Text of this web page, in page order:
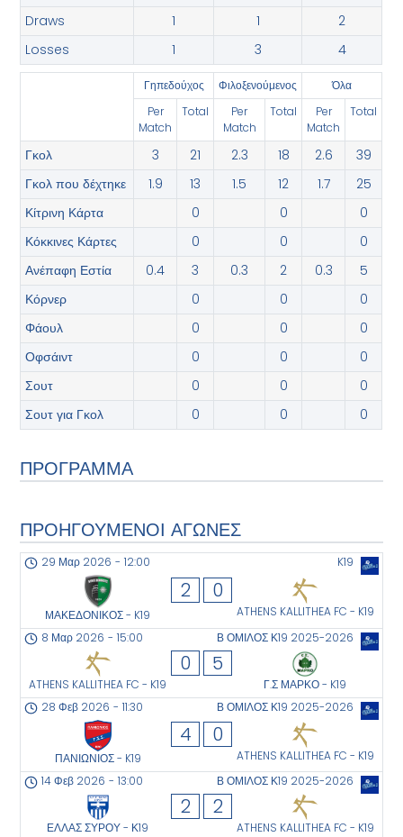
Draws
1 1
2
Losses
1 3 4
Γηπεδούχος ‫Φιλοξενούμενος
Όλα
Per
Match
Total
Per
Match
Total
Per
Match
Total
Γκολ 3 21 2.3 18 2.6
39
Γκολ που δέχτηκε
1.9 13 1.5 12 1.7
25
Κίτρινη Κάρτα
0 0
0
Κόκκινες Κάρτες
0 0
0
Ανέπαφη Εστία
0.4 3 0.3 2 0.3
5
Κόρνερ
0 0
0
Φάουλ
0 0
0
Οφσάιντ
0 0
0
Σουτ
0 0
0
Σουτ για Γκολ
0 0 0
ΠΡΟΓΡΑΜΜΑ
ΠΡΟΗΓΟΥΜΕΝΟΙ ΑΓΩΝΕΣ
K19
29 Μαρ 2026 - 12:00
ΜΑΚΕΔΟΝΙΚΟΣ - K19
2 0
ATHENS KALLITHEA FC - K19
Β ΟΜΙΛΟΣ Κ19 2025-2026
8 Μαρ 2026 - 15:00
ATHENS KALLITHEA FC - K19
0 5
Γ.Σ ΜΑΡΚΟ - K19
Β ΟΜΙΛΟΣ Κ19 2025-2026
28 Φεβ 2026 - 11:30
ΠΑΝΙΩΝΙΟΣ - K19
4 0
ATHENS KALLITHEA FC - K19
Β ΟΜΙΛΟΣ Κ19 2025-2026
14 Φεβ 2026 - 13:00
ΕΛΛΑΣ ΣΥΡΟΥ - Κ19
2 2
ATHENS KALLITHEA FC - K19